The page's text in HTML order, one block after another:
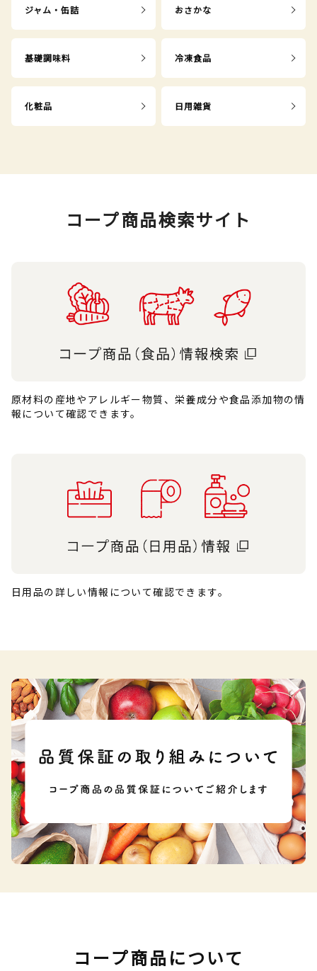
ジャム・缶詰 おさかな
基礎調味料 冷凍食品
化粧品 日用雑貨
コープ商品検索サイト
原材料の産地やアレルギー物質、栄養成分や食品添加物の情
報について確認できます。
日用品の詳しい情報について確認できます。
コープ商品について